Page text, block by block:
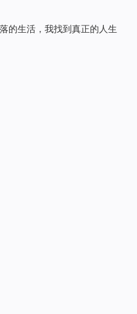
的生活，我找到真正的人生